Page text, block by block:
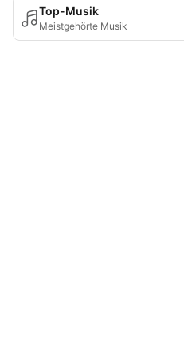
Top-Musik
Meistgehörte Musik